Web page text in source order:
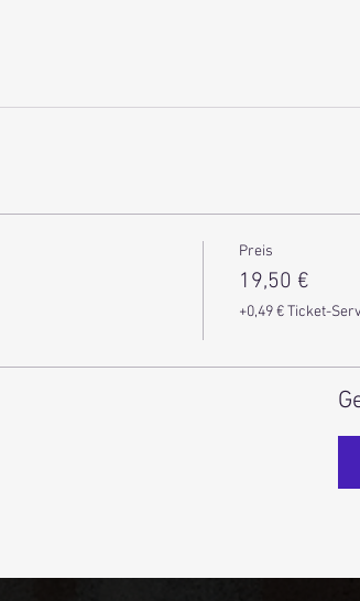
Preis
19,50 €
+0,49 € Ticket-